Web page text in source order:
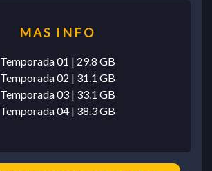
Temporada 01 | 29.8 GB
Temporada 02 | 31.1 GB
Temporada 03 | 33.1 GB
Temporada 04 | 38.3 GB